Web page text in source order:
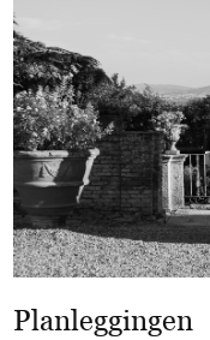
Planleggingen